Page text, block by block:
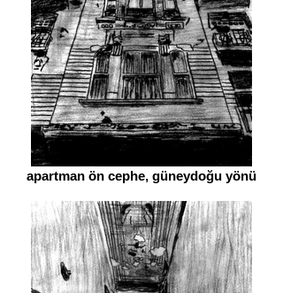
apartman ön cephe, güneydoğu yönü